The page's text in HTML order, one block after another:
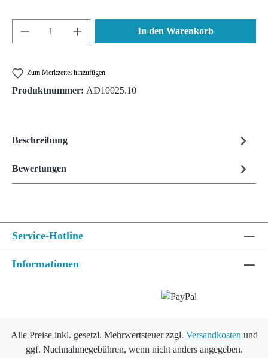
Produkt Anzahl: Gib den gewünschten Wert
In den Warenkorb
Zum Merkzettel hinzufügen
Produktnummer: AD10025.10
Beschreibung
Bewertungen
Service-Hotline
Informationen
Alle Preise inkl. gesetzl. Mehrwertsteuer zzgl. Versandkosten und
ggf. Nachnahmegebühren, wenn nicht anders angegeben.